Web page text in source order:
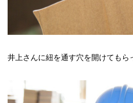
井上さんに紐を通す穴を開けてもら